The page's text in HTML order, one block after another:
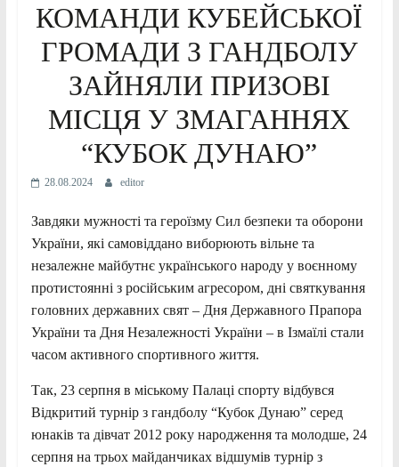
КОМАНДИ КУБЕЙСЬКОЇ
ГРОМАДИ З ГАНДБОЛУ
ЗАЙНЯЛИ ПРИЗОВІ
МІСЦЯ У ЗМАГАННЯХ
“КУБОК ДУНАЮ”
28.08.2024 editor
Завдяки мужності та героїзму Сил безпеки та оборони
України, які самовіддано виборюють вільне та
незалежне майбутнє українського народу у воєнному
протистоянні з російським агресором, дні святкування
головних державних свят – Дня Державного Прапора
України та Дня Незалежності України – в Ізмаїлі стали
часом активного спортивного життя.
Так, 23 серпня в міському Палаці спорту відбувся
Відкритий турнір з гандболу “Кубок Дунаю” серед
юнаків та дівчат 2012 року народження та молодше, 24
серпня на трьох майданчиках відшумів турнір з